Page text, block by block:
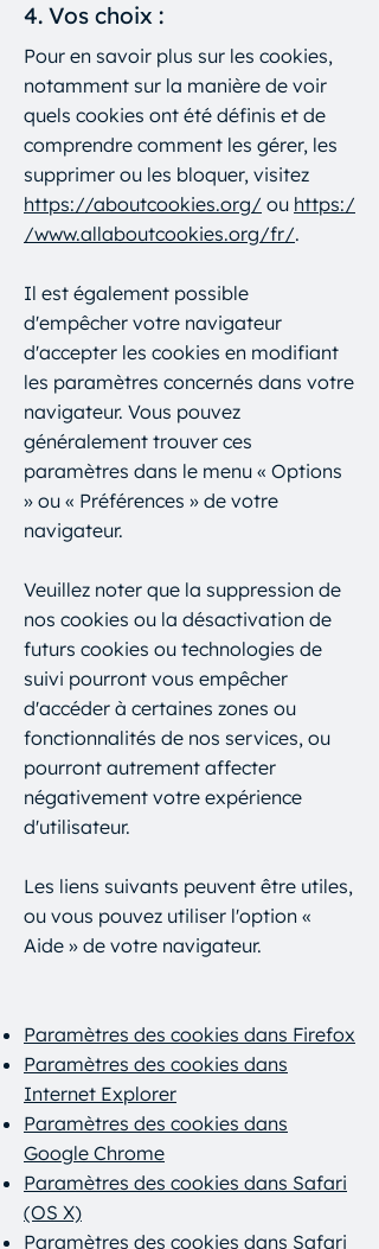
4. Vos choix :
Pour en savoir plus sur les cookies,
notamment sur la manière de voir
quels cookies ont été définis et de
comprendre comment les gérer, les
supprimer ou les bloquer, visitez
https://aboutcookies.org/ ou https:/
/www.allaboutcookies.org/fr/.
Il est également possible
d'empêcher votre navigateur
d'accepter les cookies en modifiant
les paramètres concernés dans votre
navigateur. Vous pouvez
généralement trouver ces
paramètres dans le menu « Options
» ou « Préférences » de votre
navigateur.
Veuillez noter que la suppression de
nos cookies ou la désactivation de
futurs cookies ou technologies de
suivi pourront vous empêcher
d'accéder à certaines zones ou
fonctionnalités de nos services, ou
pourront autrement affecter
négativement votre expérience
d'utilisateur.
Les liens suivants peuvent être utiles,
ou vous pouvez utiliser l'option «
Aide » de votre navigateur.
Paramètres des cookies dans Firefox
Paramètres des cookies dans
Internet Explorer
Paramètres des cookies dans
Google Chrome
Paramètres des cookies dans Safari
(OS X)
Paramètres des cookies dans Safari